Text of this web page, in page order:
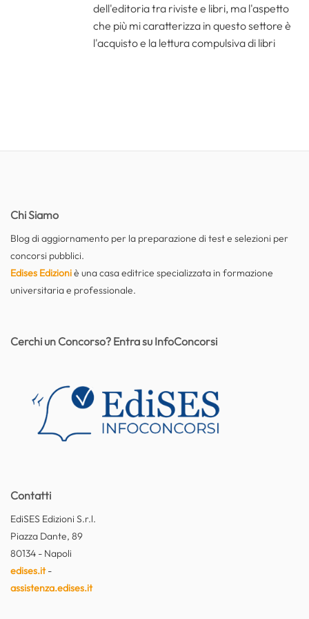
dell'editoria tra riviste e libri, ma l'aspetto
che più mi caratterizza in questo settore è
l'acquisto e la lettura compulsiva di libri
Chi Siamo
Blog di aggiornamento per la preparazione di test e selezioni per
concorsi pubblici.
Edises Edizioniè una casa editrice specializzata in formazione
universitaria e professionale.
Contatti
EdiSES Edizioni S.r.l.
Piazza Dante, 89
80134 - Napoli
edises.it-
assistenza.edises.it
Cerchi un Concorso? Entra su InfoConcorsi